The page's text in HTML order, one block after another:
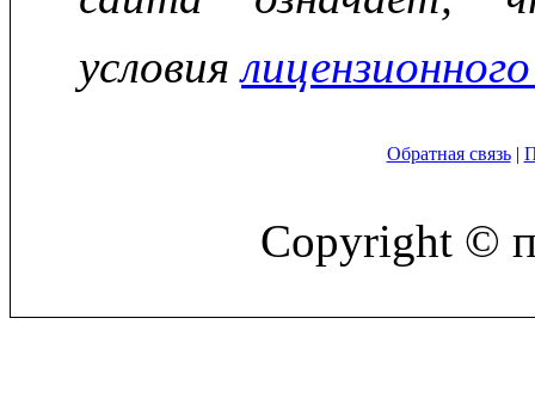
условия
Обратная связь|
Copyright ©